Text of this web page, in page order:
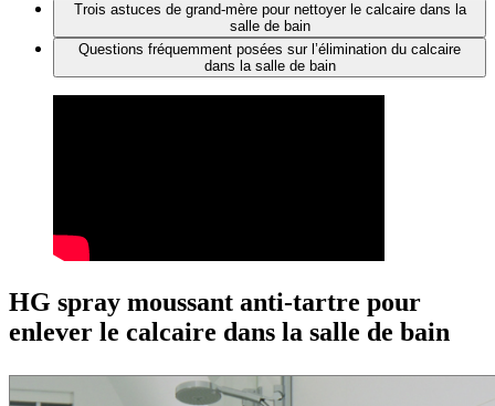
Trois astuces de grand-mère pour nettoyer le calcaire dans la
salle de bain
Questions fréquemment posées sur l’élimination du calcaire
dans la salle de bain
HG spray moussant anti-tartre pour
enlever le calcaire dans la salle de bain